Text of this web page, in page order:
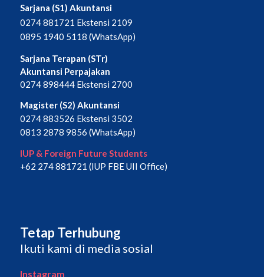
Sarjana (S1) Akuntansi
0274 881721 Ekstensi 2109
0895 1940 5118 (WhatsApp)
Sarjana Terapan (STr)
Akuntansi Perpajakan
0274 898444 Ekstensi 2700
Magister (S2) Akuntansi
0274 883526 Ekstensi 3502
0813 2878 9856 (WhatsApp)
IUP & Foreign Future Students
+62 274 881721 (IUP FBE UII Office)
Tetap Terhubung
Ikuti kami di media sosial
Instagram